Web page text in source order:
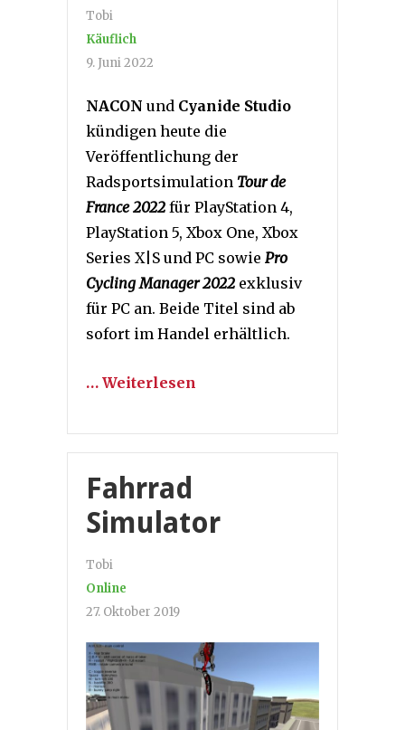
Tobi
Käuflich
9. Juni 2022
NACON und Cyanide Studio
kündigen heute die
Veröffentlichung der
Radsportsimulation Tour de
France 2022 für PlayStation 4,
PlayStation 5, Xbox One, Xbox
Series X|S und PC sowie Pro
Cycling Manager 2022 exklusiv
für PC an. Beide Titel sind ab
sofort im Handel erhältlich.
… Weiterlesen
Fahrrad
Simulator
Tobi
Online
27. Oktober 2019